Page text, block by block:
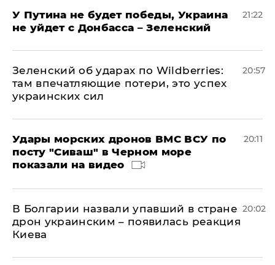
У Путина не будет победы, Украина
не уйдет с Донбасса – Зеленский
21:22
Зеленский об ударах по Wildberries:
там впечатляющие потери, это успех
украинских сил
20:57
Удары морских дронов ВМС ВСУ по
посту "Сиваш" в Черном море
показали на видео
20:11
В Болгарии назвали упавший в стране
дрон украинским – появилась реакция
Киева
20:02